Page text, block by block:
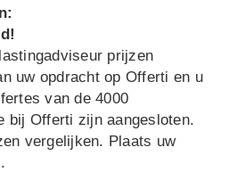
prijzen
uw opdracht op Offerti en u
van de 4000
bij Offerti zijn aangesloten.
vergelijken. Plaats uw